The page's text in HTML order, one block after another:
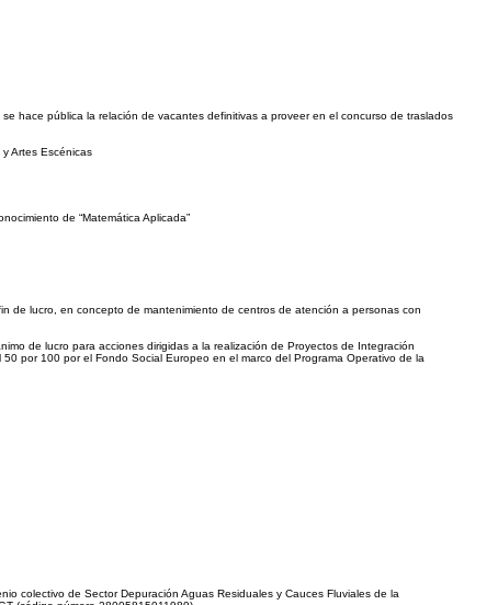
hace pública la relación de vacantes definitivas a proveer en el concurso de traslados
Artes Escénicas
de “Matemática Aplicada”
de lucro, en concepto de mantenimiento de centros de atención a personas con
de lucro para acciones dirigidas a la realización de Proyectos de Integración
por 100 por el Fondo Social Europeo en el marco del Programa Operativo de la
colectivo de Sector Depuración Aguas Residuales y Cauces Fluviales de la